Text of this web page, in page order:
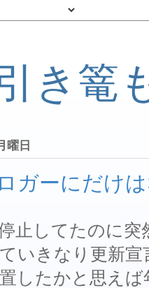
き篭
曜日
ガーにだけ
止してたのに
いきなり更新
したかと思え